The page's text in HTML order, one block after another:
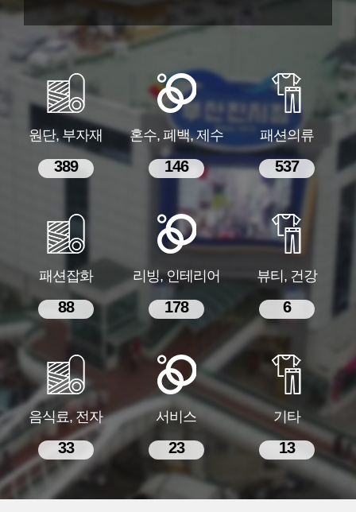
원단, 부자재
389
혼수, 폐백, 제수
146
패션의류
537
패션잡화
88
리빙, 인테리어
178
뷰티, 건강
6
음식료, 전자
33
서비스
23
기타
13